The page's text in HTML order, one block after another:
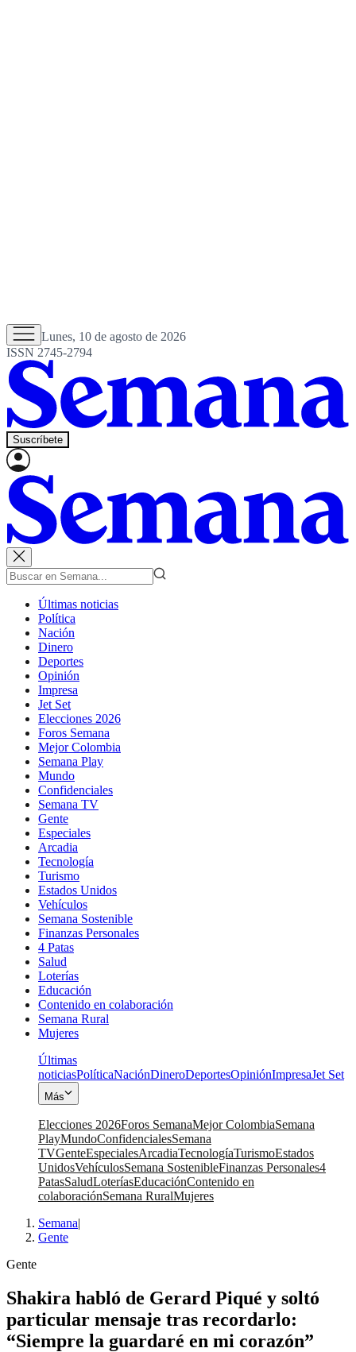
Lunes, 10 de agosto de 2026
ISSN 2745-2794
Suscríbete
Últimas noticias
Política
Nación
Dinero
Deportes
Opinión
Impresa
Jet Set
Elecciones 2026
Foros Semana
Mejor Colombia
Semana Play
Mundo
Confidenciales
Semana TV
Gente
Especiales
Arcadia
Tecnología
Turismo
Estados Unidos
Vehículos
Semana Sostenible
Finanzas Personales
4 Patas
Salud
Loterías
Educación
Contenido en colaboración
Semana Rural
Mujeres
Últimas
noticiasPolíticaNaciónDineroDeportesOpiniónImpresaJet Set
Más
Elecciones 2026Foros SemanaMejor ColombiaSemana
PlayMundoConfidencialesSemana
TVGenteEspecialesArcadiaTecnologíaTurismoEstados
UnidosVehículosSemana SostenibleFinanzas Personales4
PatasSaludLoteríasEducaciónContenido en
colaboraciónSemana RuralMujeres
Semana|
Gente
Gente
Shakira habló de Gerard Piqué y soltó
particular mensaje tras recordarlo:
“Siempre la guardaré en mi corazón”